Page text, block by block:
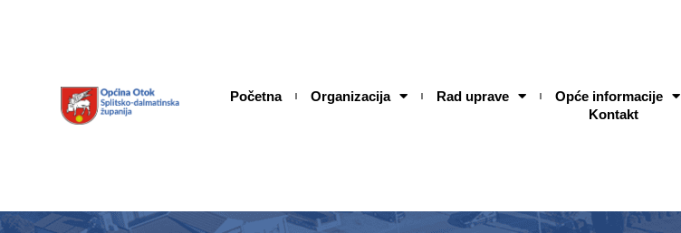
Početna Organizacija Rad uprave Opće informacije
Kontakt